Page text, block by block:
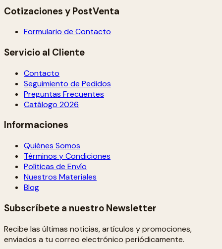
Cotizaciones y PostVenta
Formulario de Contacto
Servicio al Cliente
Contacto
Seguimiento de Pedidos
Preguntas Frecuentes
Catálogo 2026
Informaciones
Quiénes Somos
Términos y Condiciones
Políticas de Envío
Nuestros Materiales
Blog
Subscríbete a nuestro Newsletter
Recibe las últimas noticias, artículos y promociones,
enviados a tu correo electrónico periódicamente.